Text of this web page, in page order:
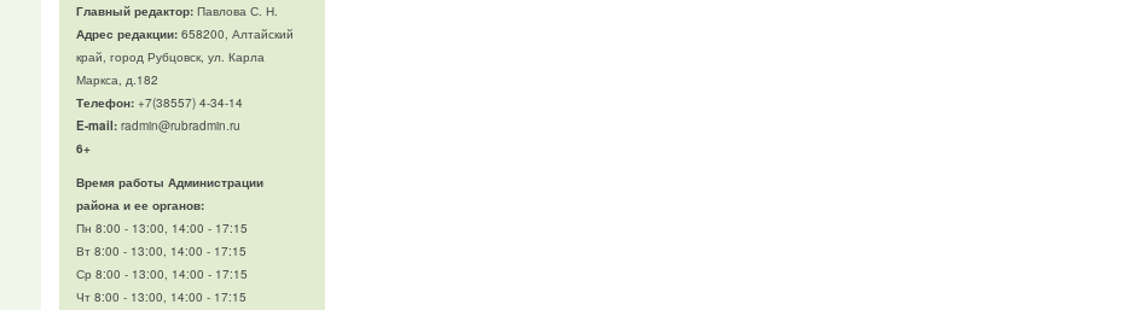
Главный редактор:Павлова С. Н.
Адрес редакции:658200, Алтайский
край, город Рубцовск, ул. Карла
Маркса, д.182
Телефон:+7(38557) 4-34-14
E-mail:radmin@rubradmin.ru
6+
Время работы Администрации
района и ее органов:
Пн 8:00 - 13:00, 14:00 - 17:15
Вт 8:00 - 13:00, 14:00 - 17:15
Ср 8:00 - 13:00, 14:00 - 17:15
Чт 8:00 - 13:00, 14:00 - 17:15